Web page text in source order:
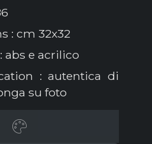
: cm 32x32
abs e acrilico
: autentica di
su foto